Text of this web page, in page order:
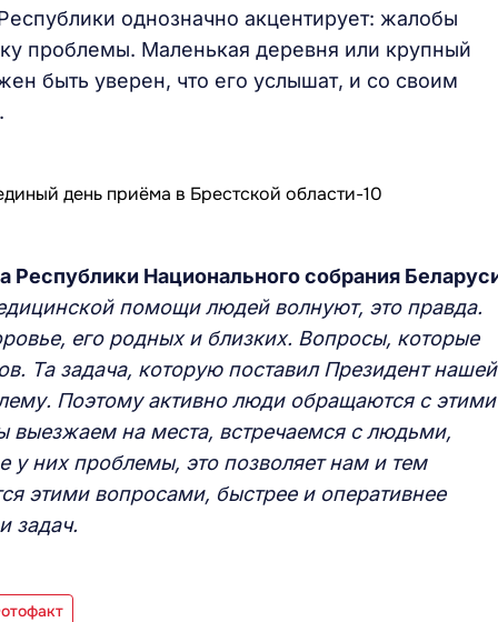
однозначно акцентирует: жалобы
проблемы. Маленькая деревня или крупный
быть уверен, что его услышат, и со своим
Республики Национального собрания
помощи людей волнуют, это правда.
его родных и близких. Вопросы, которые
Та задача, которую поставил Президент нашей
Поэтому активно люди обращаются с этими
выезжаем на места, встречаемся с людьми,
у них проблемы, это позволяет нам и тем
этими вопросами, быстрее и оперативнее
задач.